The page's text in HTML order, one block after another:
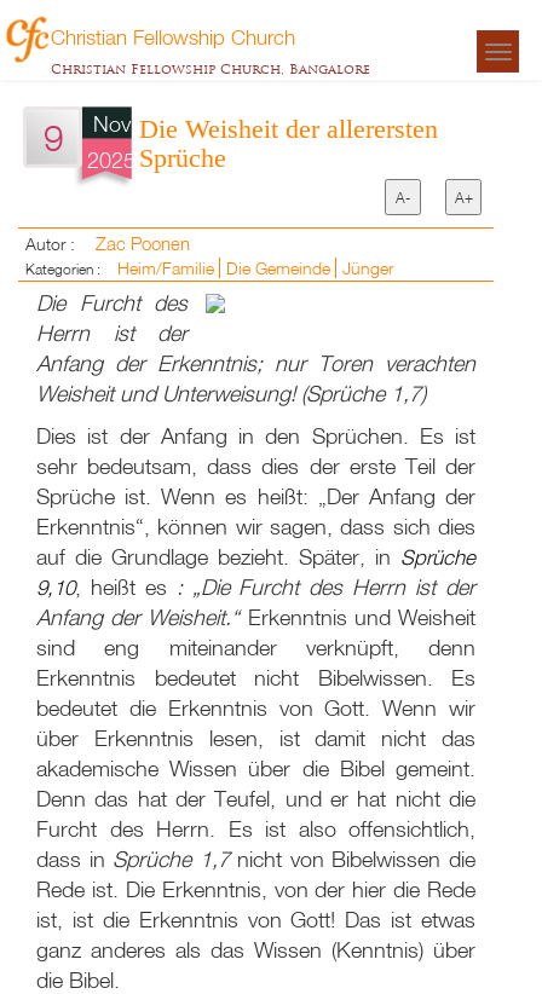
Christian Fellowship Church
Christian Fellowship Church, Bangalore
9
Nov
2025
Die Weisheit der allerersten
Sprüche
A- A+
Autor : Zac Poonen
Kategorien : Heim/Familie Die Gemeinde Jünger
Die Furcht des
Herrn ist der
Anfang der Erkenntnis; nur Toren verachten
Weisheit und Unterweisung! (Sprüche 1,7)
Dies ist der Anfang in den Sprüchen. Es ist
sehr bedeutsam, dass dies der erste Teil der
Sprüche ist. Wenn es heißt: „Der Anfang der
Erkenntnis“, können wir sagen, dass sich dies
auf die Grundlage bezieht. Später, in Sprüche
9,10, heißt es : „Die Furcht des Herrn ist der
Anfang der Weisheit.“Erkenntnis und Weisheit
sind eng miteinander verknüpft, denn
Erkenntnis bedeutet nicht Bibelwissen. Es
bedeutet die Erkenntnis von Gott. Wenn wir
über Erkenntnis lesen, ist damit nicht das
akademische Wissen über die Bibel gemeint.
Denn das hat der Teufel, und er hat nicht die
Furcht des Herrn. Es ist also offensichtlich,
dass in Sprüche 1,7 nicht von Bibelwissen die
Rede ist. Die Erkenntnis, von der hier die Rede
ist, ist die Erkenntnis von Gott! Das ist etwas
ganz anderes als das Wissen (Kenntnis) über
die Bibel.